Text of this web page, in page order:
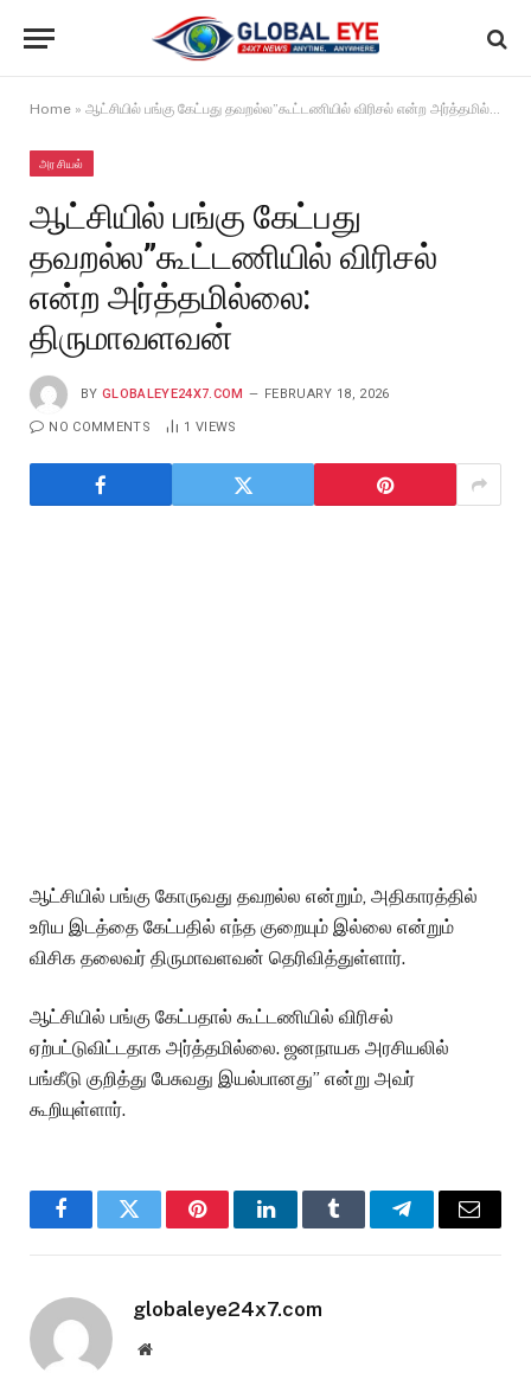
Home » ஆட்சியில் பங்கு கேட்பது தவறல்ல”கூட்டணியில் விரிசல் என்ற அர்த்தமில்லை: திருமாவளவன்
அரசியல்
ஆட்சியில் பங்கு கேட்பது
தவறல்ல”கூட்டணியில் விரிசல்
என்ற அர்த்தமில்லை:
திருமாவளவன்
BY GLOBALEYE24X7.COM FEBRUARY 18, 2026
NO COMMENTS 1 VIEWS
ஆட்சியில் பங்கு கோருவது தவறல்ல என்றும், அதிகாரத்தில்
உரிய இடத்தை கேட்பதில் எந்த குறையும் இல்லை என்றும்
விசிக தலைவர் திருமாவளவன் தெரிவித்துள்ளார்.
ஆட்சியில் பங்கு கேட்பதால் கூட்டணியில் விரிசல்
ஏற்பட்டுவிட்டதாக அர்த்தமில்லை. ஜனநாயக அரசியலில்
பங்கீடு குறித்து பேசுவது இயல்பானது” என்று அவர்
கூறியுள்ளார்.
FacebookTwitter PinterestLinkedInTumblr TelegramEmail
globaleye24x7.com
Website